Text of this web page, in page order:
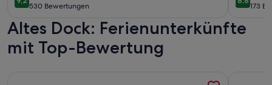
9,2 von 10
530 Bewertungen
(530
bewertungen)
8,8 von
173
(173
Altes Dock: Ferienunterkünfte
mit Top-Bewertung
Weitere Infos zu Charming Apartment Near City Center Of